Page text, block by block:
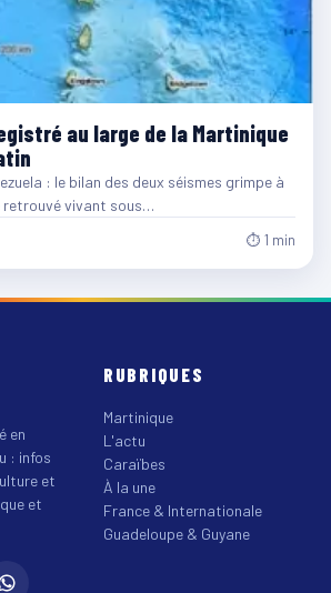
au large de la Martinique
: le bilan des deux séismes grimpe à
retrouvé vivant sous…
⏱ 1 min
en
: infos
et
et
RUBRIQUES
Martinique
L'actu
Caraïbes
À la une
France & Internationale
Guadeloupe & Guyane